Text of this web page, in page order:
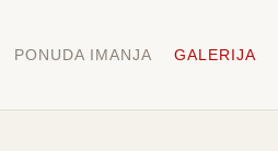
PONUDA IMANJA GALERIJA